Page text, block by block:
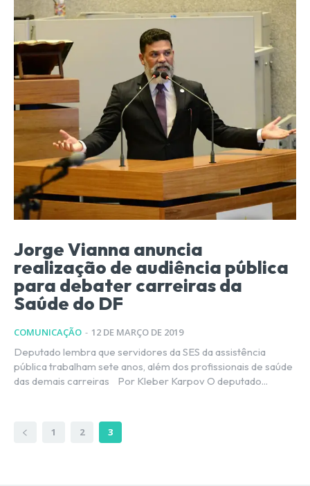
Jorge Vianna anuncia
realização de audiência pública
para debater carreiras da
Saúde do DF
COMUNICAÇÃO - 12 DE MARÇO DE 2019
Deputado lembra que servidores da SES da assistência
pública trabalham sete anos, além dos profissionais de saúde
das demais carreiras Por Kleber Karpov O deputado...
1 2 3